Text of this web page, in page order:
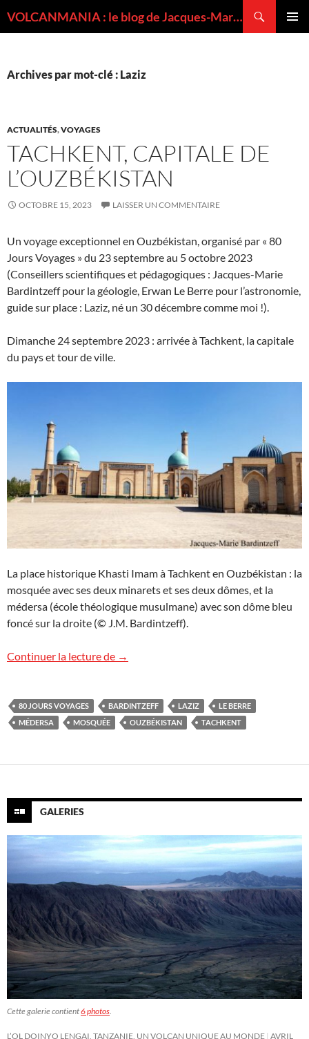
VOLCANMANIA : le blog de Jacques-Marie BARDINTZEFF, volcanologue
Archives par mot-clé : Laziz
ACTUALITÉS,VOYAGES
TACHKENT, CAPITALE DE
L’OUZBÉKISTAN
OCTOBRE 15, 2023 LAISSER UN COMMENTAIRE
Un voyage exceptionnel en Ouzbékistan, organisé par « 80
Jours Voyages » du 23 septembre au 5 octobre 2023
(Conseillers scientifiques et pédagogiques : Jacques-Marie
Bardintzeff pour la géologie, Erwan Le Berre pour l’astronomie,
guide sur place : Laziz, né un 30 décembre comme moi !).
Dimanche 24 septembre 2023 : arrivée à Tachkent, la capitale
du pays et tour de ville.
La place historique Khasti Imam à Tachkent en Ouzbékistan : la
mosquée avec ses deux minarets et ses deux dômes, et la
médersa (école théologique musulmane) avec son dôme bleu
foncé sur la droite (© J.M. Bardintzeff).
Continuer la lecture de Tachkent, capitale de l’Ouzbékistan
→
80 JOURS VOYAGES BARDINTZEFF LAZIZ
LE BERRE
MÉDERSA
MOSQUÉE OUZBÉKISTAN TACHKENT
GALERIES
Cette galerie contient6 photos
L’OL DOINYO LENGAI, TANZANIE, UN VOLCAN UNIQUE AU MONDE AVRIL